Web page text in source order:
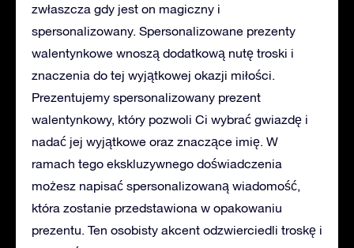
zwłaszcza gdy jest on magiczny i
spersonalizowany. Spersonalizowane prezenty
walentynkowe wnoszą dodatkową nutę troski i
znaczenia do tej wyjątkowej okazji miłości.
Prezentujemy spersonalizowany prezent
walentynkowy, który pozwoli Ci wybrać gwiazdę i
nadać jej wyjątkowe oraz znaczące imię. W
ramach tego ekskluzywnego doświadczenia
możesz napisać spersonalizowaną wiadomość,
która zostanie przedstawiona w opakowaniu
prezentu. Ten osobisty akcent odzwierciedli troskę i